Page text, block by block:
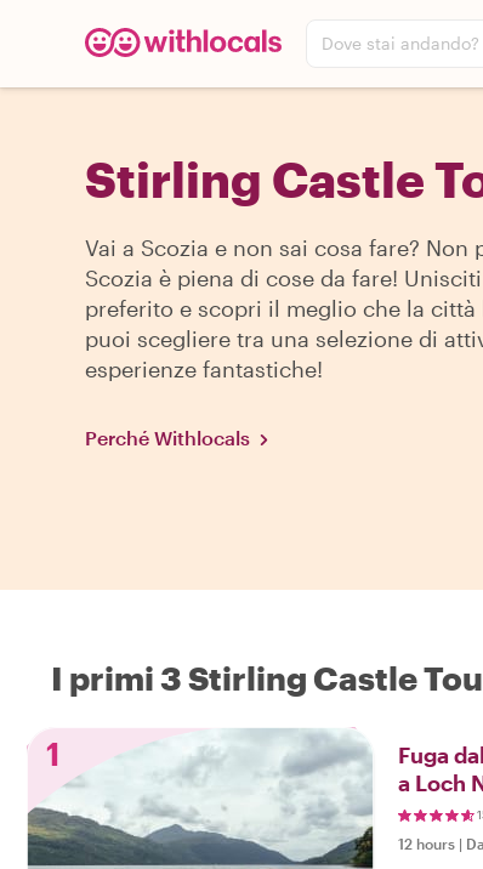
Dove stai andando?
Stirling Castle
Vai a Scozia e non sai cosa fare? Non
Scozia è piena di cose da fare!
preferito e scopri il meglio che la città
puoi scegliere tra una selezione di
esperienze fantastiche!
Perché Withlocals
I primi 3 Stirling Castle
1
Fuga
a Loch
12 hours |